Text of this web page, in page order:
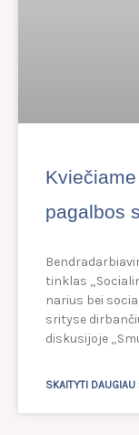
pagalbos
tinklas
narius bei
srityse
diskusijoje
SKAITYTI DAUGIAU